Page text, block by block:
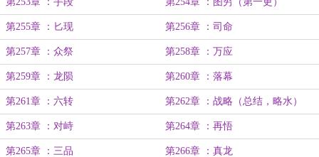
第255章 ：匕现 第256章 ：司命
第257章 ：众祭 第258章 ：万应
第259章 ：龙陨 第260章 ：落幕
第261章 ：六转 第262章 ：战略（总结，略水）
第263章 ：对峙 第264章 ：再悟
第265章 ：三品 第266章 ：真龙